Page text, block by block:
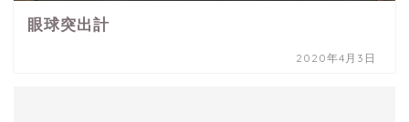
眼球突出計
2020年4月3日